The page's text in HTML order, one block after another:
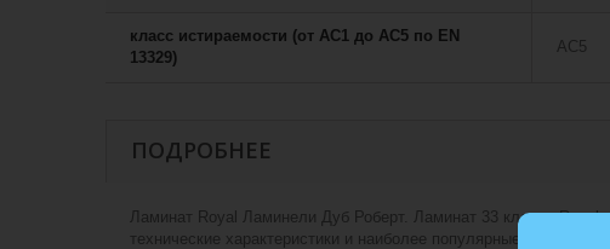
класс истираемости (от АС1 до АС5 по EN
13329)
АС5
ПОДРОБНЕЕ
Ламинат Royal Ламинели Дуб Роберт. Ламинат 33 класса
технические характеристики и наиболее популярные